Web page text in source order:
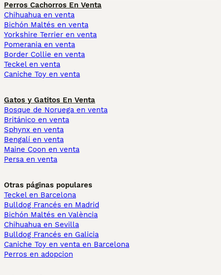
Perros Cachorros En Venta
Chihuahua en venta
Bichón Maltés en venta
Yorkshire Terrier en venta
Pomerania en venta
Border Collie en venta
Teckel en venta
Caniche Toy en venta
Gatos y Gatitos En Venta
Bosque de Noruega en venta
Británico en venta
Sphynx en venta
Bengalí en venta
Maine Coon en venta
Persa en venta
Otras páginas populares
Teckel en Barcelona
Bulldog Francés en Madrid
Bichón Maltés en València
Chihuahua en Sevilla
Bulldog Francés en Galicia
Caniche Toy en venta en Barcelona
Perros en adopcion